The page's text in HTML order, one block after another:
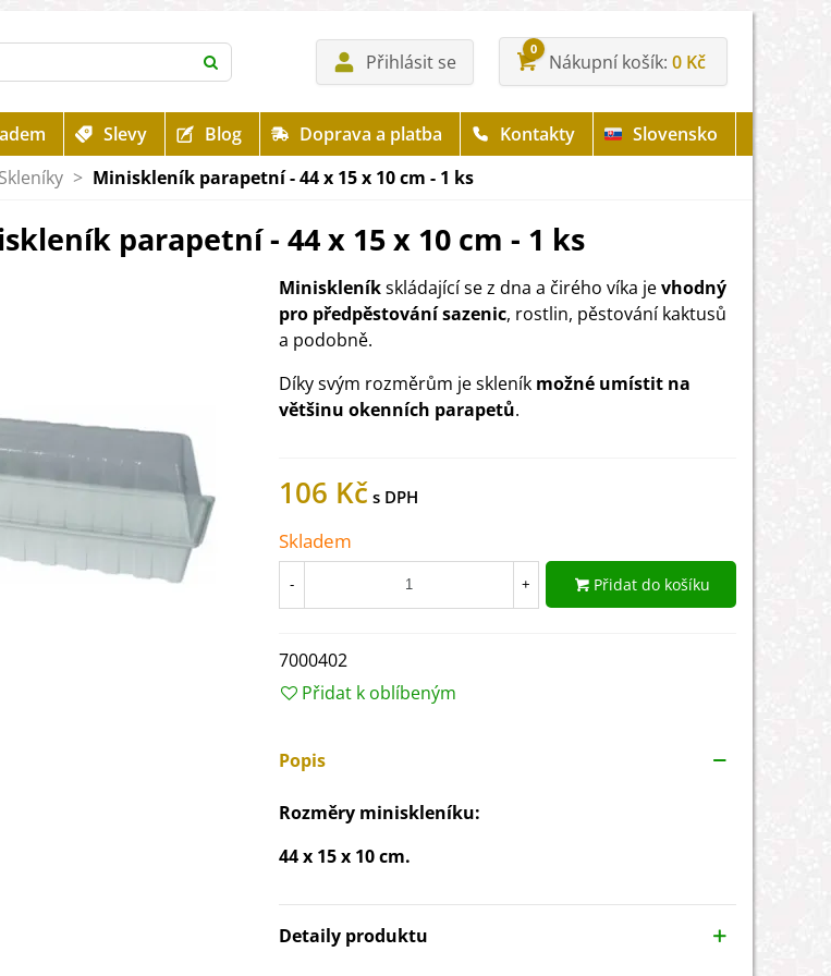
Přihlásit se
0
Nákupní košík 0 Kč
Slevy Blog Doprava a platba Kontakty
Slovensko
Skleníky > Miniskleník parapetní - 44 x 15 x 10 cm - 1 ks
parapetní - 44 x 15 x 10 cm - 1 ks
Miniskleníkskládající se z dna a čirého víka jevhodný
pro předpěstování sazenic, rostlin, pěstování kaktusů
a podobně.
Díky svým rozměrům je skleník možné umístit na
většinu okenních parapetů.
106 Kč
Skladem
- + Přidat do košíku
7000402
Přidat k oblíbeným
Popis
Rozměry miniskleníku:
44 x 15 x 10 cm.
Detaily produktu